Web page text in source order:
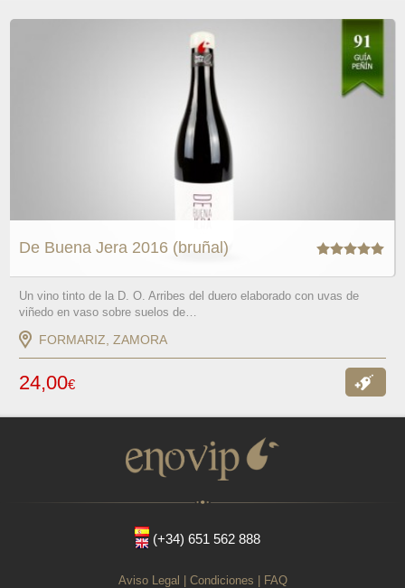
De Buena Jera 2016 (bruñal)
Un vino tinto de la D. O. Arribes del duero elaborado con uvas de
viñedo en vaso sobre suelos de…
FORMARIZ, ZAMORA
24,00€
Ver
(+34) 651 562 888
Aviso Legal Condiciones FAQ